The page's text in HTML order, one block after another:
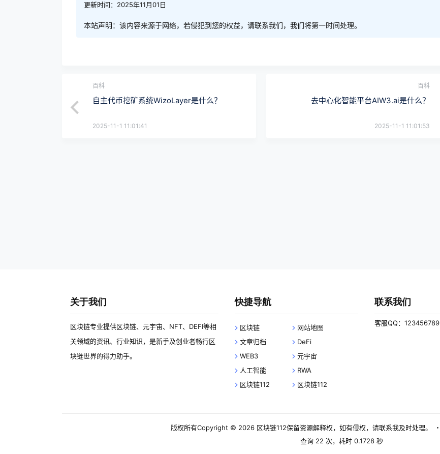
更新时间：2025年11月01日
本站声明：该内容来源于网络，若侵犯到您的权益，请联系我们，我们将第一时间处理。
百科
自主代币挖矿系统WizoLayer是什么？
2025-11-1 11:01:41
百科
去中心化智能平台AIW3.ai是什么？
2025-11-1 11:01:53
关于我们
区块链专业提供区块链、元宇宙、NFT、DEFI等相
关领域的资讯、行业知识，是新手及创业者畅行区
块链世界的得力助手。
快捷导航
区块链
网站地图
文章归档
DeFi
WEB3
元宇宙
人工智能
RWA
区块链112
区块链112
联系我们
客服QQ：123456789
版权所有Copyright © 2026 区块链112保留资源解释权，如有侵权，请联系我及时处理。 ・
查询 22 次，耗时 0.1728 秒